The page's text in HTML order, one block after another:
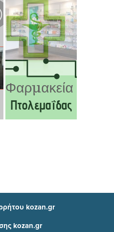
kozan.gr
kozan.gr